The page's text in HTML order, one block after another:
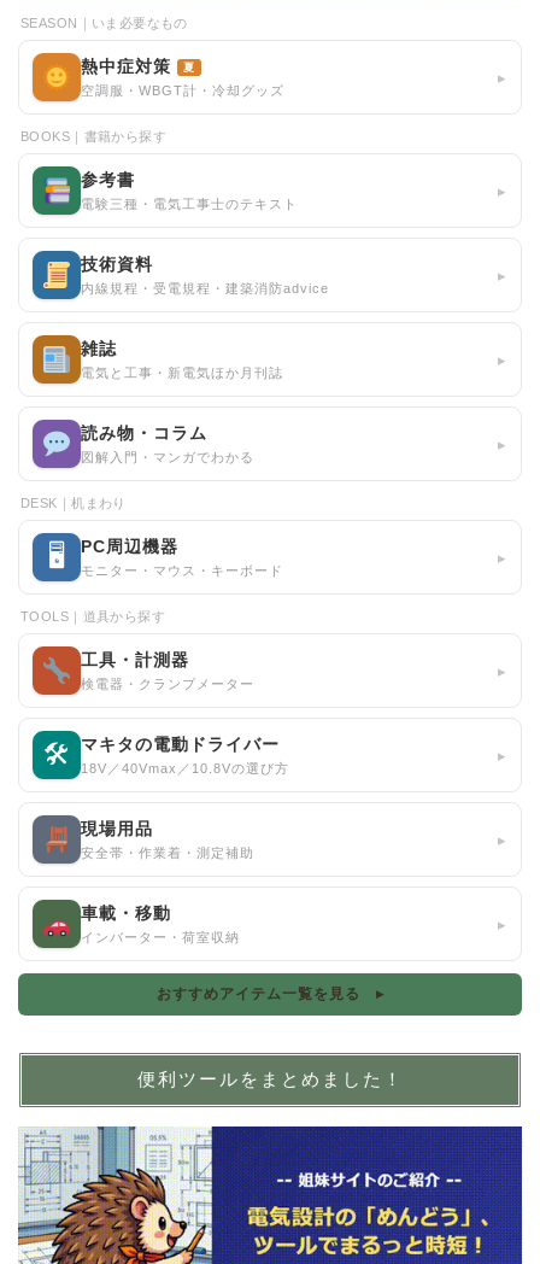
SEASON｜いま必要なもの
熱中症対策 夏
空調服・WBGT計・冷却グッズ
▸
BOOKS｜書籍から探す
参考書
電験三種・電気工事士のテキスト
▸
技術資料
内線規程・受電規程・建築消防advice
▸
雑誌
電気と工事・新電気ほか月刊誌
▸
読み物・コラム
図解入門・マンガでわかる
▸
DESK｜机まわり
🖥 PC周辺機器
モニター・マウス・キーボード
▸
TOOLS｜道具から探す
工具・計測器
検電器・クランプメーター
▸
🛠 マキタの電動ドライバー
18V／40Vmax／10.8Vの選び方
▸
現場用品
安全帯・作業着・測定補助
▸
車載・移動
インバーター・荷室収納
▸
おすすめアイテム一覧を見る ▸
便利ツールをまとめました！